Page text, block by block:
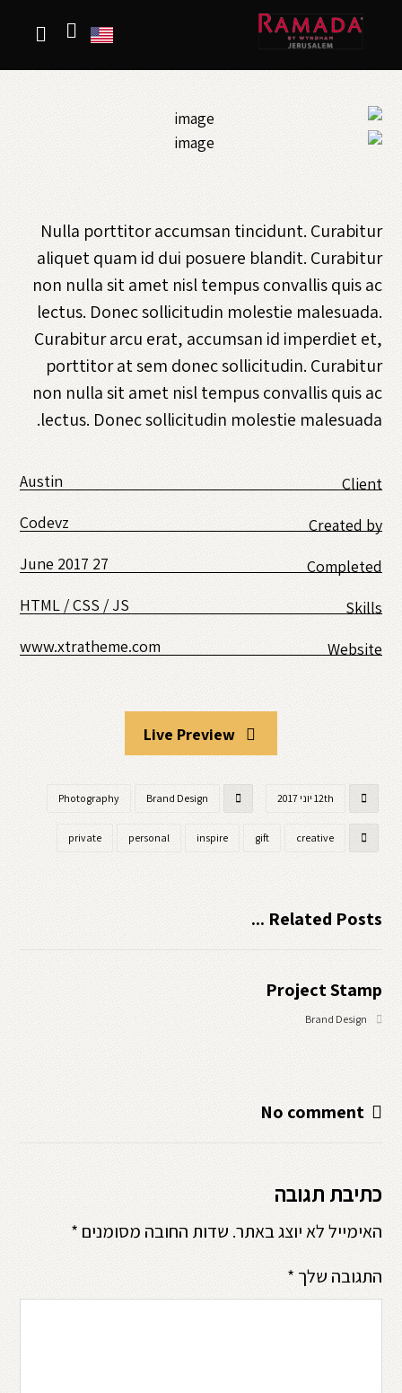
Nulla porttitor accumsan tincidunt. Curabitur
aliquet quam id dui posuere blandit. Curabitur
non nulla sit amet nisl tempus convallis quis ac
lectus. Donec sollicitudin molestie malesuada.
Curabitur arcu erat, accumsan id imperdiet et,
porttitor at sem donec sollicitudin. Curabitur
non nulla sit amet nisl tempus convallis quis ac
lectus. Donec sollicitudin molestie malesuada.
Client
Austin
Created by
Codevz
Completed
27 June 2017
Skills
HTML / CSS / JS
Website
www.xtratheme.com
Live Preview
12th יוני 2017 Brand Design
Photography
creative
gift
inspire
personal
private
Related Posts ...
Project Stamp
Brand Design
No comment
כתיבת תגובה
האימייל לא יוצג באתר. שדות החובה מסומנים *
התגובה שלך *